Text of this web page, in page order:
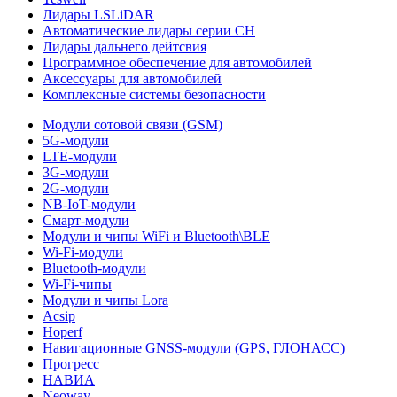
Лидары LSLiDAR
Автоматические лидары серии CH
Лидары дальнего дейтсвия
Программное обеспечение для автомобилей
Аксессуары для автомобилей
Комплексные системы безопасности
Модули сотовой связи (GSM)
5G-модули
LTE-модули
3G-модули
2G-модули
NB-IoT-модули
Смарт-модули
Модули и чипы WiFi и Bluetooth\BLE
Wi-Fi-модули
Bluetooth-модули
Wi-Fi-чипы
Модули и чипы Lora
Acsip
Hoperf
Навигационные GNSS-модули (GPS, ГЛОНАСС)
Прогресс
НАВИА